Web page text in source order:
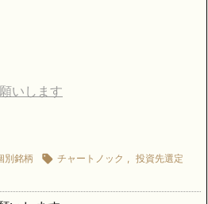
いします
別銘柄  チャートノック , 投資先選定